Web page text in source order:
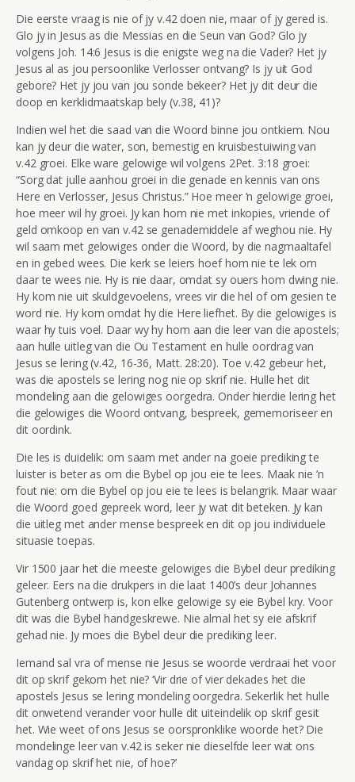
Die eerste vraag is nie of jy v.42 doen nie, maar of jy gered is.
Glo jy in Jesus as die Messias en die Seun van God? Glo jy
volgens Joh. 14:6 Jesus is die enigste weg na die Vader? Het jy
Jesus al as jou persoonlike Verlosser ontvang? Is jy uit God
gebore? Het jy jou van jou sonde bekeer? Het jy dit deur die
doop en kerklidmaatskap bely (v.38, 41)?
Indien wel het die saad van die Woord binne jou ontkiem. Nou
kan jy deur die water, son, bemestig en kruisbestuiwing van
v.42 groei. Elke ware gelowige wil volgens 2Pet. 3:18 groei:
“Sorg dat julle aanhou groei in die genade en kennis van ons
Here en Verlosser, Jesus Christus.”Hoe meer ’n gelowige groei,
hoe meer wil hy groei. Jy kan hom nie met inkopies, vriende of
geld omkoop en van v.42 se genademiddele af weghou nie. Hy
wil saam met gelowiges onder die Woord, by die nagmaaltafel
en in gebed wees. Die kerk se leiers hoef hom nie te lek om
daar te wees nie. Hy is nie daar, omdat sy ouers hom dwing nie.
Hy kom nie uit skuldgevoelens, vrees vir die hel of om gesien te
word nie. Hy kom omdat hy die Here liefhet. By die gelowiges is
waar hy tuis voel. Daar wy hy hom aan die leer van die apostels;
aan hulle uitleg van die Ou Testament en hulle oordrag van
Jesus se lering (v.42, 16-36, Matt. 28:20). Toe v.42 gebeur het,
was die apostels se lering nog nie op skrif nie. Hulle het dit
mondeling aan die gelowiges oorgedra. Onder hierdie lering het
die gelowiges die Woord ontvang, bespreek, gememoriseer en
dit oordink.
Die les is duidelik: om saam met ander na goeie prediking te
luister is beter as om die Bybel op jou eie te lees. Maak nie ’n
fout nie: om die Bybel op jou eie te lees is belangrik. Maar waar
die Woord goed gepreek word, leer jy wat dit beteken. Jy kan
die uitleg met ander mense bespreek en dit op jou individuele
situasie toepas.
Vir 1500 jaar het die meeste gelowiges die Bybel deur prediking
geleer. Eers na die drukpers in die laat 1400’s deur Johannes
Gutenberg ontwerp is, kon elke gelowige sy eie Bybel kry. Voor
dit was die Bybel handgeskrewe. Nie almal het sy eie afskrif
gehad nie. Jy moes die Bybel deur die prediking leer.
Iemand sal vra of mense nie Jesus se woorde verdraai het voor
dit op skrif gekom het nie? ‘Vir drie of vier dekades het die
apostels Jesus se lering mondeling oorgedra. Sekerlik het hulle
dit onwetend verander voor hulle dit uiteindelik op skrif gesit
het. Wie weet of ons Jesus se oorspronklike woorde het? Die
mondelinge leer van v.42 is seker nie dieselfde leer wat ons
vandag op skrif het nie, of hoe?’